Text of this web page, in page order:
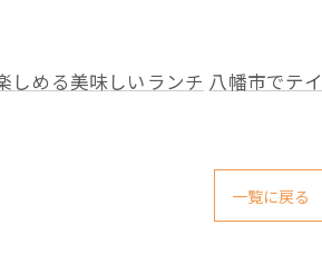
しめる美味しいランチ 八幡市でテ
一覧に戻る